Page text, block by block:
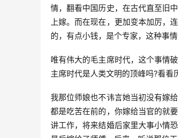
情，翻看中国历史，在古代直至旧
上嫁。而在现在，更加变本加厉，
的，有点小钱，是个专家，这种事
唯有伟大的毛主席时代，这个事情
主席时代是人类文明的顶峰吗?看
我那位师娘也不讳言她当初没有嫁
都是吃苦在前的，你嫁给当官的就
讲工作，将来结婚后家里大事小情